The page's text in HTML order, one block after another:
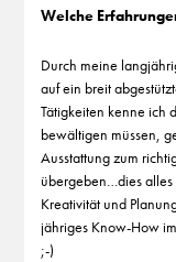
Welche
Durch meine
auf ein breit
Tätigkeiten kenne ich
bewältigen müssen,
Ausstattung zum
übergeben…dies alles
Kreativität und
jähriges Know-How
;-)